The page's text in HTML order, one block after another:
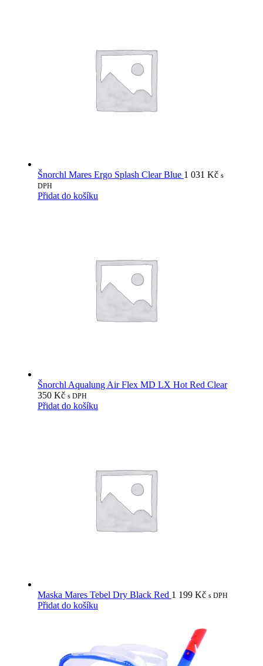
Šnorchl Mares Ergo Splash Clear Blue 1 031 Kč s
DPH
Přidat do košíku
Šnorchl Aqualung Air Flex MD LX Hot Red Clear
350 Kč s DPH
Přidat do košíku
Maska Mares Tebel Dry Black Red 1 199 Kč s DPH
Přidat do košíku